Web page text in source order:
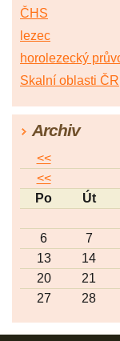
ČHS
lezec
horolezecký
Skalní oblasti ČR
Archiv
<<
<<
Po
Út
6
7
13
14
20
21
27
28